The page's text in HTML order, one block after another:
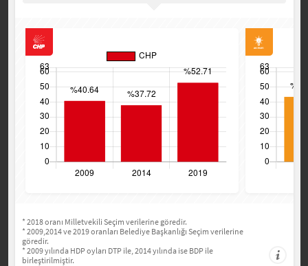
* 2018 oranı Milletvekili Seçim verilerine göredir.
* 2009,2014 ve 2019 oranları Belediye Başkanlığı Seçim verilerine
göredir.
* 2009 yılında HDP oyları DTP ile, 2014 yılında ise BDP ile
birleştirilmiştir.